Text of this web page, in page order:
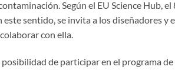
Según el EU Science
este sentido, se invita a los diseñadores
con ella.
de participar en el programa